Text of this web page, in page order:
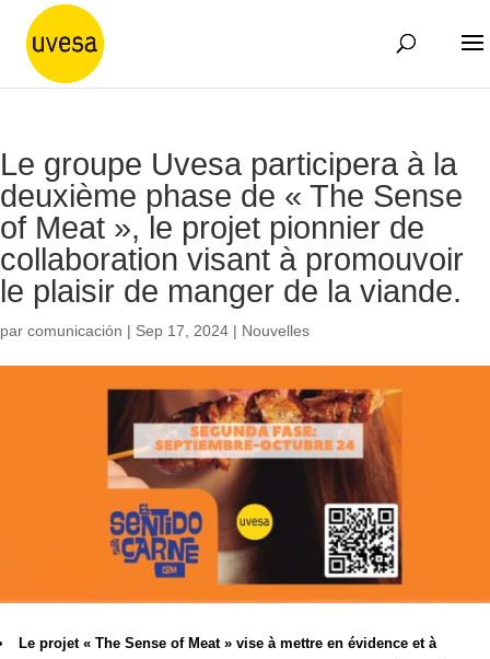
Le groupe Uvesa participera à la
deuxième phase de « The Sense
of Meat », le projet pionnier de
collaboration visant à promouvoir
le plaisir de manger de la viande.
par comunicación | Sep 17, 2024 | Nouvelles
Le projet « The Sense of Meat » vise à mettre en évidence et à